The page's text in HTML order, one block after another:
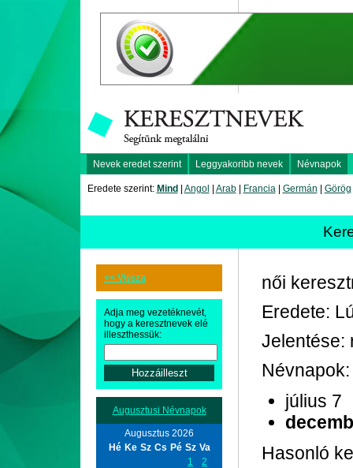
Nevek eredet szerint Leggyakoribb nevek Névnapok
Eredete szerint: Mind Angol Arab| Francia| Germán Görög
<< Vissza
Adja meg vezetéknevét,
hogy a keresztnevek elé
illeszthessük:
Augusztusi Névnapok
Augusztus 2026
Hé Ke Sz Cs Pé Sz Va
1
2
női
Eredete:
Jelentése:
Névnapok:
július 7
Hasonló